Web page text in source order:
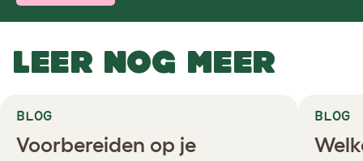
LEER NOG MEER
BLOG
Voorbereiden op je
BLOG